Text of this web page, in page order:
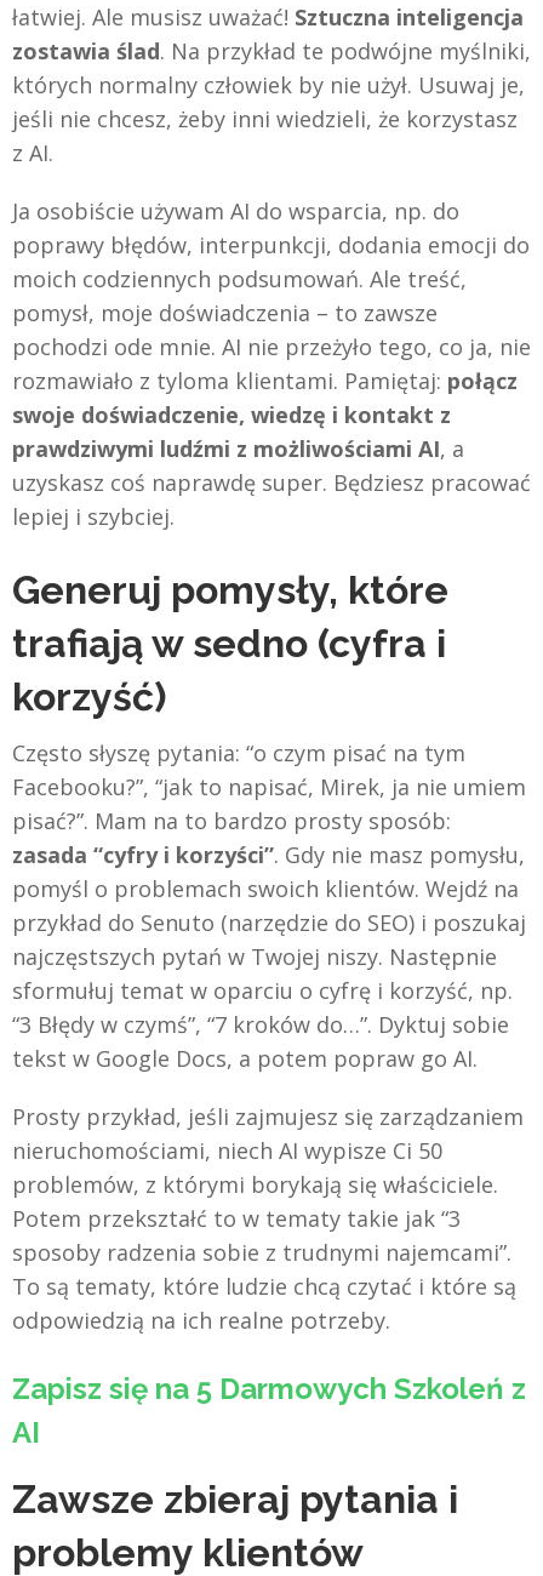
łatwiej. Ale musisz uważać! Sztuczna inteligencja
zostawia ślad. Na przykład te podwójne myślniki,
których normalny człowiek by nie użył. Usuwaj je,
jeśli nie chcesz, żeby inni wiedzieli, że korzystasz
z AI.
Ja osobiście używam AI do wsparcia, np. do
poprawy błędów, interpunkcji, dodania emocji do
moich codziennych podsumowań. Ale treść,
pomysł, moje doświadczenia – to zawsze
pochodzi ode mnie. AI nie przeżyło tego, co ja, nie
rozmawiało z tyloma klientami. Pamiętaj: połącz
swoje doświadczenie, wiedzę i kontakt z
prawdziwymi ludźmi z możliwościami AI, a
uzyskasz coś naprawdę super. Będziesz pracować
lepiej i szybciej.
Generuj pomysły, które
trafiają w sedno (cyfra i
korzyść)
Często słyszę pytania: “o czym pisać na tym
Facebooku?”, “jak to napisać, Mirek, ja nie umiem
pisać?”. Mam na to bardzo prosty sposób:
zasada “cyfry i korzyści”. Gdy nie masz pomysłu,
pomyśl o problemach swoich klientów. Wejdź na
przykład do Senuto (narzędzie do SEO) i poszukaj
najczęstszych pytań w Twojej niszy. Następnie
sformułuj temat w oparciu o cyfrę i korzyść, np.
“3 Błędy w czymś”, “7 kroków do…”. Dyktuj sobie
tekst w Google Docs, a potem popraw go AI.
Prosty przykład, jeśli zajmujesz się zarządzaniem
nieruchomościami, niech AI wypisze Ci 50
problemów, z którymi borykają się właściciele.
Potem przekształć to w tematy takie jak “3
sposoby radzenia sobie z trudnymi najemcami”.
To są tematy, które ludzie chcą czytać i które są
odpowiedzią na ich realne potrzeby.
Zapisz się na 5 Darmowych Szkoleń z
AI
Zawsze zbieraj pytania i
problemy klientów